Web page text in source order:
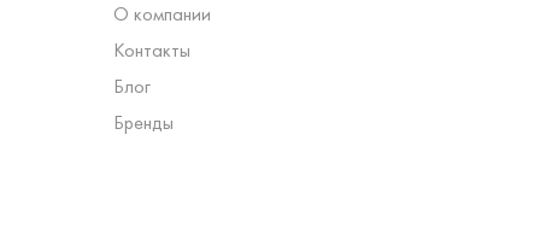
О компании
Контакты
Блог
Бренды